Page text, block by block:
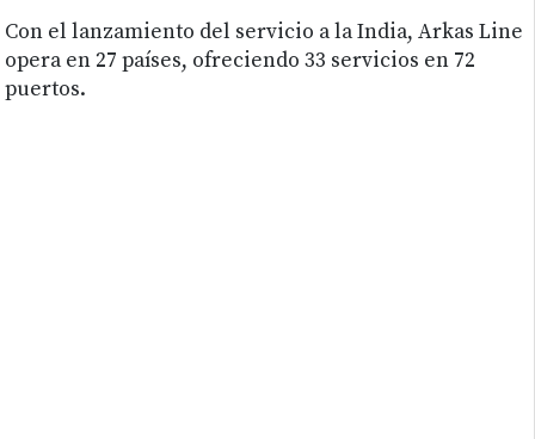
Con el lanzamiento del servicio a la India, Arkas Line
opera en 27 países, ofreciendo 33 servicios en 72
puertos.